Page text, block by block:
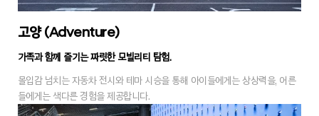
고양 (Adventure)
가족과 함께 즐기는 짜릿한 모빌리티 탐험.
몰입감 넘치는 자동차 전시와 테마 시승을 통해 아이들에게는 상상력을, 어른
들에게는 색다른 경험을 제공합니다.